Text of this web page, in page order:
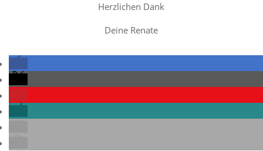
Herzlichen Dank
Deine Renate